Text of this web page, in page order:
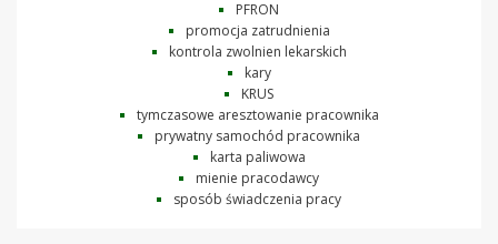
PFRON
promocja zatrudnienia
kontrola zwolnien lekarskich
kary
KRUS
tymczasowe aresztowanie pracownika
prywatny samochód pracownika
karta paliwowa
mienie pracodawcy
sposób świadczenia pracy